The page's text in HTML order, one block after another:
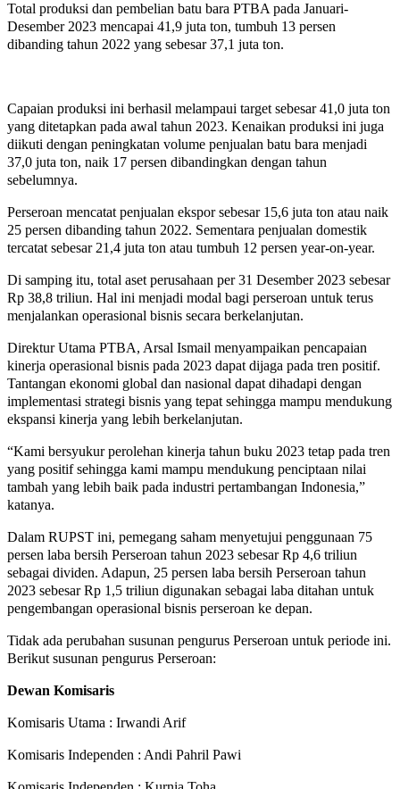
Total produksi dan pembelian batu bara PTBA pada Januari-
Desember 2023 mencapai 41,9 juta ton, tumbuh 13 persen
dibanding tahun 2022 yang sebesar 37,1 juta ton.
Capaian produksi ini berhasil melampaui target sebesar 41,0 juta ton
yang ditetapkan pada awal tahun 2023. Kenaikan produksi ini juga
diikuti dengan peningkatan volume penjualan batu bara menjadi
37,0 juta ton, naik 17 persen dibandingkan dengan tahun
sebelumnya.
Perseroan mencatat penjualan ekspor sebesar 15,6 juta ton atau naik
25 persen dibanding tahun 2022. Sementara penjualan domestik
tercatat sebesar 21,4 juta ton atau tumbuh 12 persen year-on-year.
Di samping itu, total aset perusahaan per 31 Desember 2023 sebesar
Rp 38,8 triliun. Hal ini menjadi modal bagi perseroan untuk terus
menjalankan operasional bisnis secara berkelanjutan.
Direktur Utama PTBA, Arsal Ismail menyampaikan pencapaian
kinerja operasional bisnis pada 2023 dapat dijaga pada tren positif.
Tantangan ekonomi global dan nasional dapat dihadapi dengan
implementasi strategi bisnis yang tepat sehingga mampu mendukung
ekspansi kinerja yang lebih berkelanjutan.
“Kami bersyukur perolehan kinerja tahun buku 2023 tetap pada tren
yang positif sehingga kami mampu mendukung penciptaan nilai
tambah yang lebih baik pada industri pertambangan Indonesia,”
katanya.
Dalam RUPST ini, pemegang saham menyetujui penggunaan 75
persen laba bersih Perseroan tahun 2023 sebesar Rp 4,6 triliun
sebagai dividen. Adapun, 25 persen laba bersih Perseroan tahun
2023 sebesar Rp 1,5 triliun digunakan sebagai laba ditahan untuk
pengembangan operasional bisnis perseroan ke depan.
Tidak ada perubahan susunan pengurus Perseroan untuk periode ini.
Berikut susunan pengurus Perseroan:
Dewan Komisaris
Komisaris Utama : Irwandi Arif
Komisaris Independen : Andi Pahril Pawi